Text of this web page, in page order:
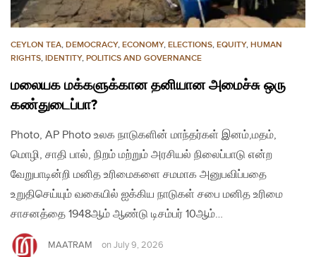
CEYLON TEA, DEMOCRACY, ECONOMY, ELECTIONS, EQUITY, HUMAN
RIGHTS, IDENTITY, POLITICS AND GOVERNANCE
மலையக மக்களுக்கான தனியான அமைச்சு ஒரு
கண்துடைப்பா?
Photo, AP Photo உலக நாடுகளின் மாந்தர்கள் இனம்,மதம்,
மொழி, சாதி பால், நிறம் மற்றும் அரசியல் நிலைப்பாடு என்ற
வேறுபாடின்றி மனித உரிமைகளை சமமாக அனுபவிப்பதை
உறுதிசெய்யும் வகையில் ஐக்கிய நாடுகள் சபை மனித உரிமை
சாசனத்தை 1948ஆம் ஆண்டு டிசம்பர் 10ஆம்…
MAATRAM on July 9, 2026